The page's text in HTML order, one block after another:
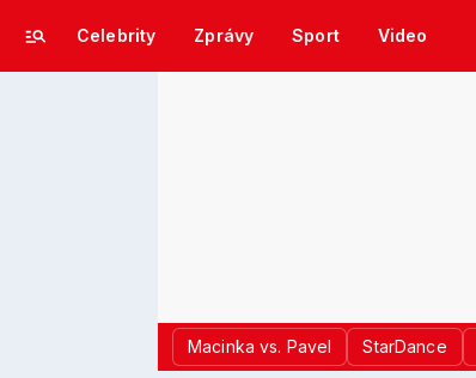
Celebrity Zprávy Sport Video
Macinka vs. Pavel StarDance